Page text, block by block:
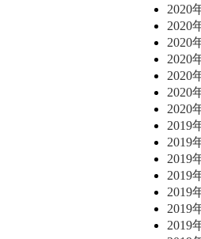
2020
2020
2020
2020
2020
2020
2020
2019
2019
2019
2019
2019
2019
2019